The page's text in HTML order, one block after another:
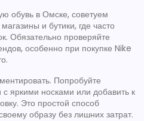
обувь в Омске, советуем
и бутики, где часто
Обязательно проверяйте
особенно при покупке Nike
Попробуйте
с яркими носками или добавить к
Это простой способ
образу без лишних затрат.